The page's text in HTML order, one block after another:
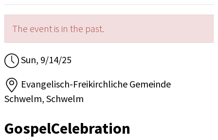
The event is in the past.
Sun, 9/14/25
Evangelisch-Freikirchliche Gemeinde
Schwelm, Schwelm
GospelCelebration